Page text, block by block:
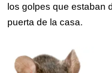
los golpes que estaban
puerta de la casa.